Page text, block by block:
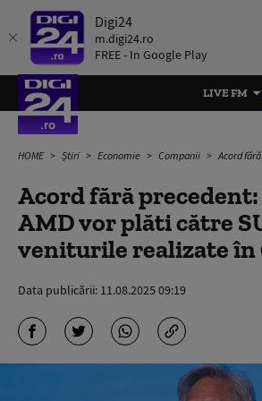
Digi24
m.digi24.ro
FREE - In Google Play
LIVE FM
HOME Știri Economie Companii Acord fără precedent:
Acord fără
AMD vor plăti către
veniturile realizate în
Data publicării: 11.08.2025 09:19